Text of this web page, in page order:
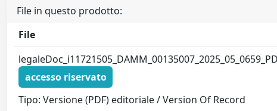
File in questo prodotto:
File
accesso riservato
Tipo: Versione (PDF) editoriale / Version Of Record